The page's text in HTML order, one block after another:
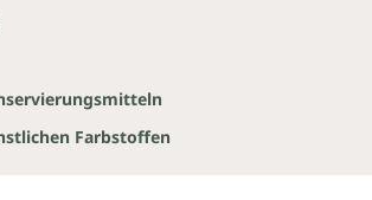
Farbstoffen